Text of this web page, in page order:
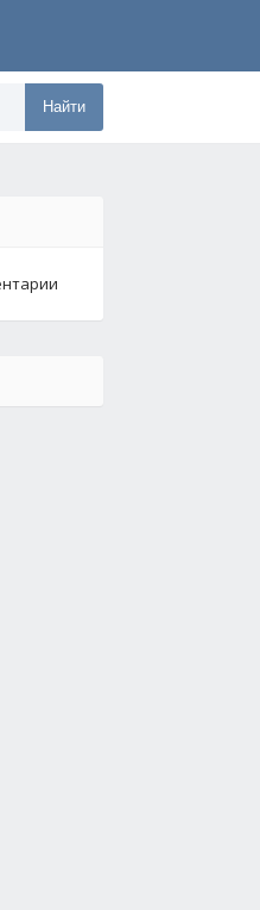
Найти